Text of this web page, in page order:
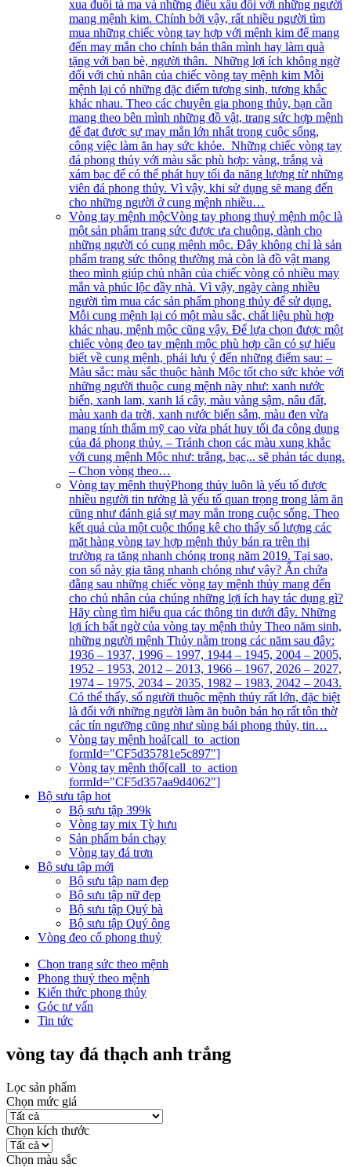
xua đuổi tà ma và những điều xấu đối với những người
mang mệnh kim. Chính bởi vậy, rất nhiều người tìm
mua những chiếc vòng tay hợp với mệnh kim để mang
đến may mắn cho chính bản thân mình hay làm quà
tặng với bạn bè, người thân. Những lợi ích không ngờ
đối với chủ nhân của chiếc vòng tay mệnh kim Mỗi
mệnh lại có những đặc điểm tương sinh, tương khắc
khác nhau. Theo các chuyên gia phong thủy, bạn cần
mang theo bên mình những đồ vật, trang sức hợp mệnh
để đạt được sự may mắn lớn nhất trong cuộc sống,
công việc làm ăn hay sức khỏe. Những chiếc vòng tay
đá phong thủy với màu sắc phù hợp: vàng, trắng và
xám bạc để có thể phát huy tối đa năng lượng từ những
viên đá phong thủy. Vì vậy, khi sử dụng sẽ mang đến
cho những người ở cung mệnh nhiều…
Vòng tay mệnh mộcVòng tay phong thuỷ mệnh mộc là
một sản phẩm trang sức được ưa chuộng, dành cho
những người có cung mệnh mộc. Đây không chỉ là sản
phẩm trang sức thông thường mà còn là đồ vật mang
theo mình giúp chủ nhân của chiếc vòng có nhiều may
mắn và phúc lộc đầy nhà. Vì vậy, ngày càng nhiều
người tìm mua các sản phẩm phong thủy để sử dụng.
Mỗi cung mệnh lại có một màu sắc, chất liệu phù hợp
khác nhau, mệnh mộc cũng vậy. Để lựa chọn được một
chiếc vòng đeo tay mệnh mộc phù hợp cần có sự hiểu
biết về cung mệnh, phải lưu ý đến những điểm sau: –
Màu sắc: màu sắc thuộc hành Mộc tốt cho sức khỏe với
những người thuộc cung mệnh này như: xanh nước
biển, xanh lam, xanh lá cây, màu vàng sậm, nâu đất,
màu xanh da trời, xanh nước biển sẫm, màu đen vừa
mang tính thẩm mỹ cao vừa phát huy tối đa công dụng
của đá phong thủy. – Tránh chọn các màu xung khắc
với cung mệnh Mộc như: trắng, bạc,.. sẽ phản tác dụng.
– Chọn vòng theo…
Vòng tay mệnh thuỷPhong thủy luôn là yếu tố được
nhiều người tin tưởng là yếu tố quan trọng trong làm ăn
cũng như đánh giá sự may mắn trong cuộc sống. Theo
kết quả của một cuộc thống kê cho thấy số lượng các
mặt hàng vòng tay hợp mệnh thủy bán ra trên thị
trường ra tăng nhanh chóng trong năm 2019. Tại sao,
con số này gia tăng nhanh chóng như vậy? Ẩn chứa
đằng sau những chiếc vòng tay mệnh thủy mang đến
cho chủ nhân của chúng những lợi ích hay tác dụng gì?
Hãy cùng tìm hiểu qua các thông tin dưới đây. Những
lợi ích bất ngờ của vòng tay mệnh thủy Theo năm sinh,
những người mệnh Thủy nằm trong các năm sau đây:
1936 – 1937, 1996 – 1997, 1944 – 1945, 2004 – 2005,
1952 – 1953, 2012 – 2013, 1966 – 1967, 2026 – 2027,
1974 – 1975, 2034 – 2035, 1982 – 1983, 2042 – 2043.
Có thể thấy, số người thuộc mệnh thủy rất lớn, đặc biệt
là đối với những người làm ăn buôn bán họ rất tôn thờ
các tín ngưỡng cũng như sùng bái phong thủy, tin…
Vòng tay mệnh hoả[call_to_action
formId="CF5d35781e5c897"]
Vòng tay mệnh thổ[call_to_action
formId="CF5d357aa9d4062"]
Bộ sưu tập hot
Bộ sưu tập 399k
Vòng tay mix Tỳ hưu
Sản phẩm bán chạy
Vòng tay đá trơn
Bộ sưu tập mới
Bộ sưu tập nam đẹp
Bộ sưu tập nữ đẹp
Bộ sưu tập Quý bà
Bộ sưu tập Quý ông
Vòng đeo cổ phong thuỷ
Chọn trang sức theo mệnh
Phong thuỷ theo mệnh
Kiến thức phong thủy
Góc tư vấn
Tin tức
vòng tay đá thạch anh trắng
Lọc sản phẩm
Chọn mức giá
Chọn kích thước
Chọn màu sắc